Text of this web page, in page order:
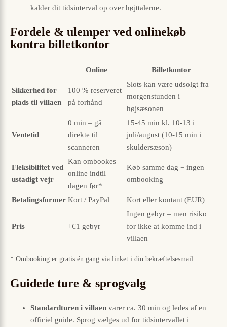
kalder dit tidsinterval op over højttalerne.
Fordele & ulemper ved onlinekøb
kontra billetkontor
Online Billetkontor
Sikkerhed for
plads til villaen
100 % reserveret
på forhånd
Slots kan være udsolgt fra
morgenstunden i
højsæsonen
Ventetid
0 min – gå
direkte til
scanneren
15-45 min kl. 10-13 i
juli/august (10-15 min i
skuldersæson)
Fleksibilitet ved
ustadigt vejr
Kan ombookes
online indtil
dagen før*
Køb samme dag = ingen
ombooking
Betalingsformer Kort / PayPal Kort eller kontant (EUR)
Pris +€1 gebyr
Ingen gebyr – men risiko
for ikke at komme ind i
villaen
* Ombooking er gratis én gang via linket i din bekræftelsesmail.
Guidede ture & sprogvalg
Standardturen i villaen varer ca. 30 min og ledes af en
officiel guide. Sprog vælges ud for tidsintervallet i